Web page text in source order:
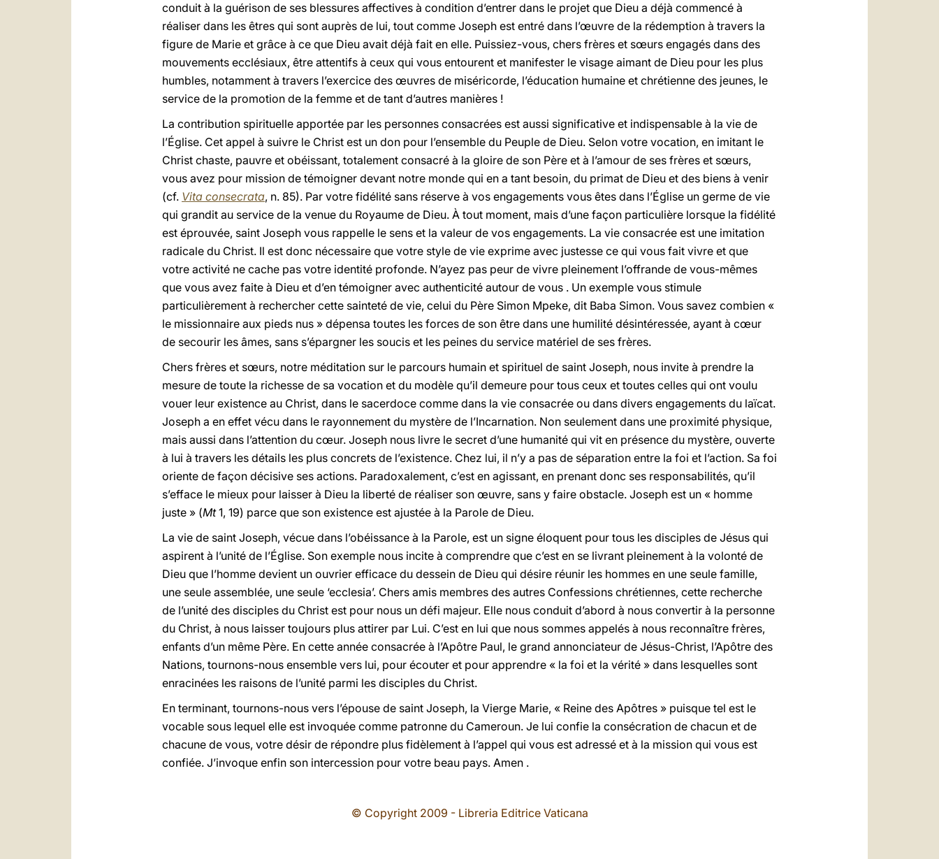
conduit à la guérison de ses blessures affectives à condition d’entrer dans le projet que Dieu a déjà commencé à
réaliser dans les êtres qui sont auprès de lui, tout comme Joseph est entré dans l’œuvre de la rédemption à travers la
figure de Marie et grâce à ce que Dieu avait déjà fait en elle. Puissiez-vous, chers frères et sœurs engagés dans des
mouvements ecclésiaux, être attentifs à ceux qui vous entourent et manifester le visage aimant de Dieu pour les plus
humbles, notamment à travers l’exercice des œuvres de miséricorde, l’éducation humaine et chrétienne des jeunes, le
service de la promotion de la femme et de tant d’autres manières !
La contribution spirituelle apportée par les personnes consacrées est aussi significative et indispensable à la vie de
l’Église. Cet appel à suivre le Christ est un don pour l’ensemble du Peuple de Dieu. Selon votre vocation, en imitant le
Christ chaste, pauvre et obéissant, totalement consacré à la gloire de son Père et à l’amour de ses frères et sœurs,
vous avez pour mission de témoigner devant notre monde qui en a tant besoin, du primat de Dieu et des biens à venir
(cf. Vita consecrata, n. 85). Par votre fidélité sans réserve à vos engagements vous êtes dans l’Église un germe de vie
qui grandit au service de la venue du Royaume de Dieu. À tout moment, mais d’une façon particulière lorsque la fidélité
est éprouvée, saint Joseph vous rappelle le sens et la valeur de vos engagements. La vie consacrée est une imitation
radicale du Christ. Il est donc nécessaire que votre style de vie exprime avec justesse ce qui vous fait vivre et que
votre activité ne cache pas votre identité profonde. N’ayez pas peur de vivre pleinement l’offrande de vous-mêmes
que vous avez faite à Dieu et d’en témoigner avec authenticité autour de vous . Un exemple vous stimule
particulièrement à rechercher cette sainteté de vie, celui du Père Simon Mpeke, dit Baba Simon. Vous savez combien «
le missionnaire aux pieds nus » dépensa toutes les forces de son être dans une humilité désintéressée, ayant à cœur
de secourir les âmes, sans s’épargner les soucis et les peines du service matériel de ses frères.
Chers frères et sœurs, notre méditation sur le parcours humain et spirituel de saint Joseph, nous invite à prendre la
mesure de toute la richesse de sa vocation et du modèle qu’il demeure pour tous ceux et toutes celles qui ont voulu
vouer leur existence au Christ, dans le sacerdoce comme dans la vie consacrée ou dans divers engagements du laïcat.
Joseph a en effet vécu dans le rayonnement du mystère de l’Incarnation. Non seulement dans une proximité physique,
mais aussi dans l’attention du cœur. Joseph nous livre le secret d’une humanité qui vit en présence du mystère, ouverte
à lui à travers les détails les plus concrets de l’existence. Chez lui, il n’y a pas de séparation entre la foi et l’action. Sa foi
oriente de façon décisive ses actions. Paradoxalement, c’est en agissant, en prenant donc ses responsabilités, qu’il
s’efface le mieux pour laisser à Dieu la liberté de réaliser son œuvre, sans y faire obstacle. Joseph est un « homme
juste » (Mt1, 19) parce que son existence est ajustée à la Parole de Dieu.
La vie de saint Joseph, vécue dans l’obéissance à la Parole, est un signe éloquent pour tous les disciples de Jésus qui
aspirent à l’unité de l’Église. Son exemple nous incite à comprendre que c’est en se livrant pleinement à la volonté de
Dieu que l’homme devient un ouvrier efficace du dessein de Dieu qui désire réunir les hommes en une seule famille,
une seule assemblée, une seule ‘ecclesia’. Chers amis membres des autres Confessions chrétiennes, cette recherche
de l’unité des disciples du Christ est pour nous un défi majeur. Elle nous conduit d’abord à nous convertir à la personne
du Christ, à nous laisser toujours plus attirer par Lui. C’est en lui que nous sommes appelés à nous reconnaître frères,
enfants d’un même Père. En cette année consacrée à l’Apôtre Paul, le grand annonciateur de Jésus-Christ, l’Apôtre des
Nations, tournons-nous ensemble vers lui, pour écouter et pour apprendre « la foi et la vérité » dans lesquelles sont
enracinées les raisons de l’unité parmi les disciples du Christ.
En terminant, tournons-nous vers l’épouse de saint Joseph, la Vierge Marie, « Reine des Apôtres » puisque tel est le
vocable sous lequel elle est invoquée comme patronne du Cameroun. Je lui confie la consécration de chacun et de
chacune de vous, votre désir de répondre plus fidèlement à l’appel qui vous est adressé et à la mission qui vous est
confiée. J’invoque enfin son intercession pour votre beau pays. Amen .
© Copyright 2009 - Libreria Editrice Vaticana